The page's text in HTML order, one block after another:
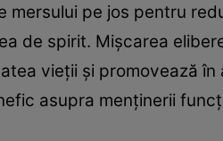
mersului pe jos pentru
de spirit. Mișcarea
vieții și promovează
asupra menținerii